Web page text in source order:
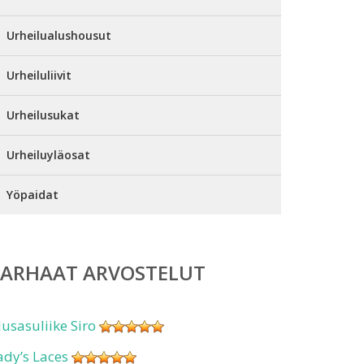
Urheilualushousut
Urheiluliivit
Urheilusukat
Urheiluyläosat
Yöpaidat
ARVOSTELUT
Siro
Laces